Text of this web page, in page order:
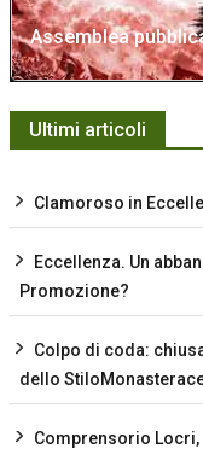
Assemblea
Ultimi articoli
Clamoroso in
Eccellenza. Un
Promozione?
Colpo di coda:
dello
Comprensorio